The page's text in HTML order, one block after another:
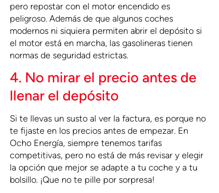
pero repostar con el motor encendido es
peligroso. Además de que algunos coches
modernos ni siquiera permiten abrir el depósito si
el motor está en marcha, las gasolineras tienen
normas de seguridad estrictas.
4. No mirar el precio antes de
llenar el depósito
Si te llevas un susto al ver la factura, es porque no
te fijaste en los precios antes de empezar. En
Ocho Energía, siempre tenemos tarifas
competitivas, pero no está de más revisar y elegir
la opción que mejor se adapte a tu coche y a tu
bolsillo. ¡Que no te pille por sorpresa!